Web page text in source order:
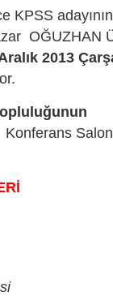
KPSS
OĞUZHAN
2013